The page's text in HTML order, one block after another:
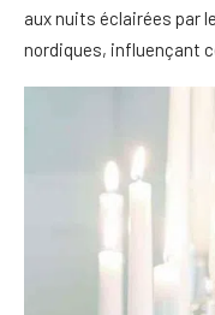
aux nuits éclairées par
nordiques, influençant